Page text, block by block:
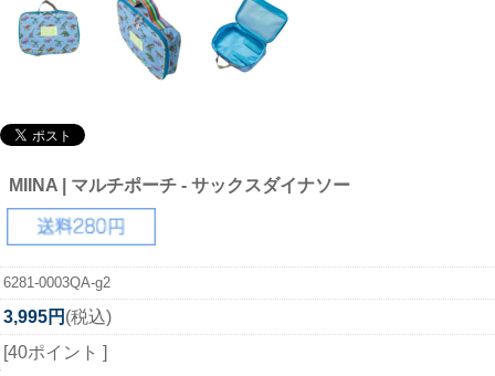
MIINA | マルチポーチ - サックスダイナソー
6281-0003QA-g2
3,995円 (税込)
[40ポイント ]